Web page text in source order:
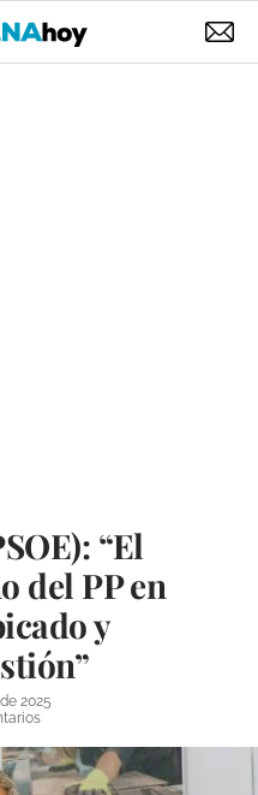
“El
del PP en
y
2025